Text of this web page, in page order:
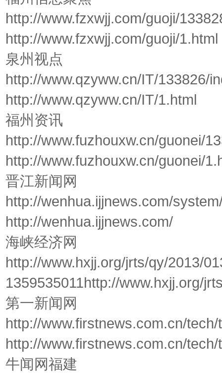
http://www.fzxwjj.com/guoji/
http://www.fzxwjj.com/guoji/1.html
泉州视点
http://www.qzyww.cn/IT/133826/
http://www.qzyww.cn/IT/1.html
福州资讯
http://www.fuzhouxw.cn/guonei/
http://www.fuzhouxw.cn/guonei/
晋江新闻网
http://wenhua.ijjnews.com/
http://wenhua.ijjnews.com/
海峡经济网
http://www.hxjj.org/jrts/qy/2013/
1359535011http://www.hxjj.org/
第一新闻网
http://www.firstnews.com.cn/
http://www.firstnews.com.cn/
牛闻网福建